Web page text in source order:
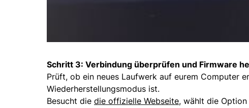
Schritt 3: Verbindung überprüfen und Firmware
Prüft, ob ein neues Laufwerk auf eurem Computer
Wiederherstellungsmodus ist.
Besucht die die offizielle Webseite, wählt die